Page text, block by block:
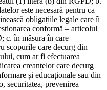
este necesară pentru ca
obligațiile legale care îi
conformă – articolul
c. în măsura în care
scopurile care decurg din
cum ar fi efectuarea
creanțelor care decurg
și educaționale sau din
securitatea, prevenirea